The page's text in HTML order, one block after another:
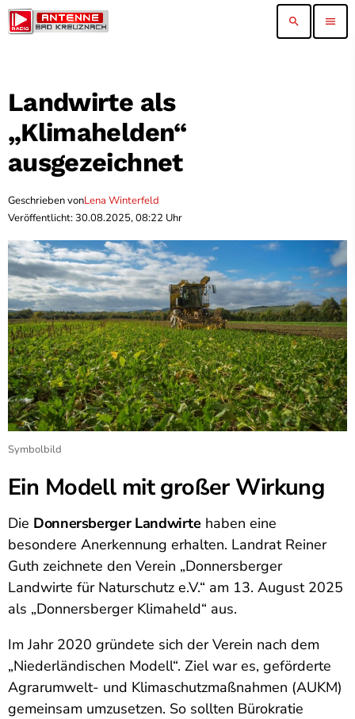
search menu
Landwirte als
„Klimahelden“
ausgezeichnet
Geschrieben vonLena Winterfeld
Veröffentlicht: 30.08.2025, 08:22 Uhr
Symbolbild
Ein Modell mit großer Wirkung
Die Donnersberger Landwirtehaben eine
besondere Anerkennung erhalten. Landrat Reiner
Guth zeichnete den Verein „Donnersberger
Landwirte für Naturschutz e.V.“ am 13. August 2025
als „Donnersberger Klimaheld“ aus.
Im Jahr 2020 gründete sich der Verein nach dem
„Niederländischen Modell“. Ziel war es, geförderte
Agrarumwelt- und Klimaschutzmaßnahmen (AUKM)
gemeinsam umzusetzen. So sollten Bürokratie